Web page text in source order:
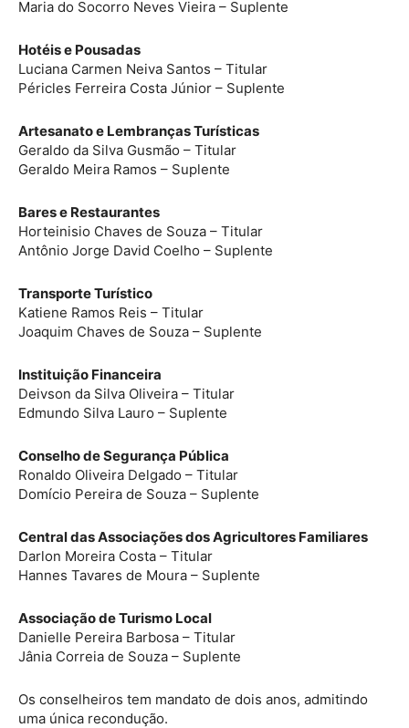
Maria do Socorro Neves Vieira – Suplente
Hotéis e Pousadas
Luciana Carmen Neiva Santos – Titular
Péricles Ferreira Costa Júnior – Suplente
Artesanato e Lembranças Turísticas
Geraldo da Silva Gusmão – Titular
Geraldo Meira Ramos – Suplente
Bares e Restaurantes
Horteinisio Chaves de Souza – Titular
Antônio Jorge David Coelho – Suplente
Transporte Turístico
Katiene Ramos Reis – Titular
Joaquim Chaves de Souza – Suplente
Instituição Financeira
Deivson da Silva Oliveira – Titular
Edmundo Silva Lauro – Suplente
Conselho de Segurança Pública
Ronaldo Oliveira Delgado – Titular
Domício Pereira de Souza – Suplente
Central das Associações dos Agricultores Familiares
Darlon Moreira Costa – Titular
Hannes Tavares de Moura – Suplente
Associação de Turismo Local
Danielle Pereira Barbosa – Titular
Jânia Correia de Souza – Suplente
Os conselheiros tem mandato de dois anos, admitindo
uma única recondução.